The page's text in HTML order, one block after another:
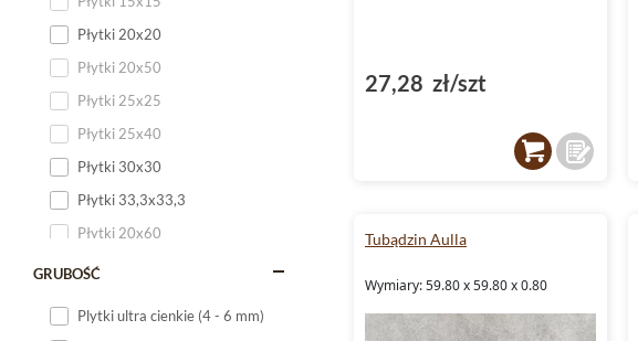
Płytki 20x20
Płytki 20x50
Płytki 25x25
Płytki 25x40
Płytki 30x30
Płytki 33,3x33,3
Płytki 20x60
Płytki 20x120
GRUBOŚĆ
Plytki ultra cienkie (4 - 6 mm)
27,28 zł/szt
Tubądzin Aulla
Wymiary: 59.80 x 59.80 x 0.80